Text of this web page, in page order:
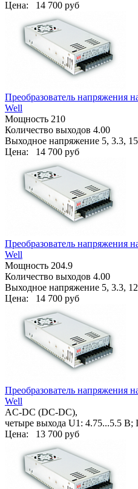
Цена: 14 700 руб
Преобразователь напряжения
Well
Мощность 210
Количество выходов 4.00
Выходное напряжение 5, 3.3,
Цена: 14 700 руб
Преобразователь напряжения
Well
Мощность 204.9
Количество выходов 4.00
Выходное напряжение 5, 3.3,
Цена: 14 700 руб
Преобразователь напряжения
Well
AC-DC (DC-DC),
четыре выхода U1: 4.75...5.5 В;
Цена: 13 700 руб